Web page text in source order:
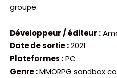
groupe.
Développeur / éditeur :
Date de sortie :2021
Plateformes :PC
Genre :MMORPG sandbox